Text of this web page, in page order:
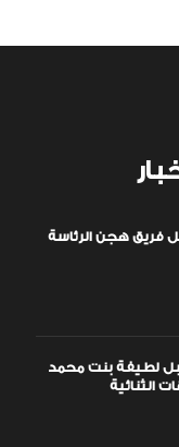
لطيفة بنت محمد